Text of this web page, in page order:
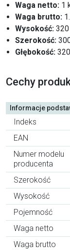
Waga netto: 1
Waga brutto:
Wysokość:
Szerokość:
Głębokość:
Cechy
Informacje
Indeks
EAN
Numer modelu
producenta
Szerokość
Wysokość
Pojemność
Waga netto
Waga brutto